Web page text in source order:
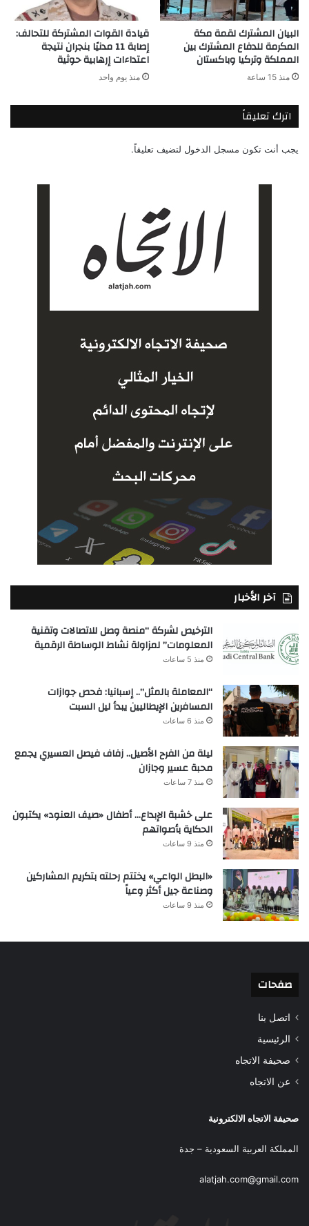
البيان المشترك لقمة مكة
المكرمة للدفاع المشترك بين
المملكة وتركيا وباكستان
منذ 15 ساعة
قيادة القوات المشتركة للتحالف:
إصابة 11 مدنيًا بنجران نتيجة
اعتداءات إرهابية حوثية
منذ يوم واحد
اترك تعليقاً
يجب أنت تكون مسجل الدخول لتضيف تعليقاً.
آخر الأخبار
الترخيص لشركة “منصة وصل للاتصالات وتقنية
المعلومات” لمزاولة نشاط الوساطة الرقمية
منذ 5 ساعات
“المعاملة بالمثل”.. إسبانيا: فحص جوازات
المسافرين الإيطاليين يبدأ ليل السبت
منذ 6 ساعات
ليلة من الفرح الأصيل.. زفاف فيصل العسيري يجمع
محبة عسير وجازان
منذ 7 ساعات
على خشبة الإبداع… أطفال «صيف العنود» يكتبون
الحكاية بأصواتهم
منذ 9 ساعات
«البطل الواعي» يختتم رحلته بتكريم المشاركين
وصناعة جيل أكثر وعياً
منذ 9 ساعات
صفحات
اتصل بنا
الرئيسية
صحيفة الاتجاه
عن الاتجاه
صحيفة الاتجاه الالكترونية
المملكة العربية السعودية – جدة
alatjah.com@gmail.com